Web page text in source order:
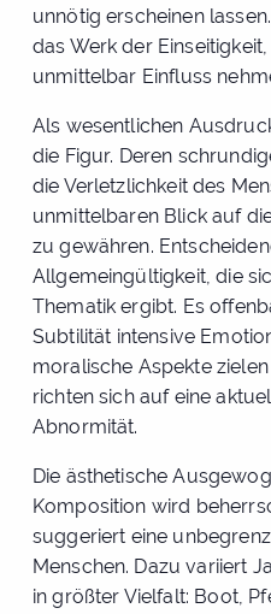
unnötig erscheinen
das Werk der
unmittelbar Einfluss
Als wesentlichen
die Figur. Deren
die Verletzlichkeit des
unmittelbaren Blick auf
zu gewähren.
Allgemeingültigkeit, die
Thematik ergibt. Es
Subtilität intensive
moralische Aspekte
richten sich auf eine
Abnormität.
Die ästhetische
Komposition wird
suggeriert eine
Menschen. Dazu variiert
in größter Vielfalt: Boot,